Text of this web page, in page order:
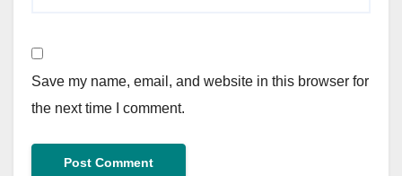
Save my name, email, and website in this browser for
the next time I comment.